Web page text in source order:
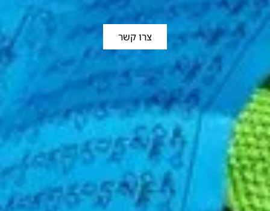
צרו קשר